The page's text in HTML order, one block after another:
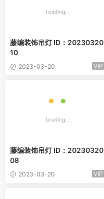
藤编装饰吊灯 ID：20230320
10
2023-03-20 VIP
藤编装饰吊灯 ID：20230320
08
2023-03-20 VIP